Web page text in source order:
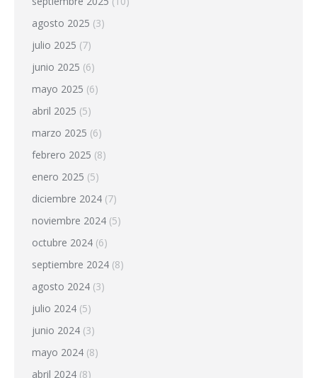
agosto 2025 (3)
julio 2025 (7)
junio 2025 (6)
mayo 2025 (6)
abril 2025 (5)
marzo 2025 (6)
febrero 2025 (8)
enero 2025 (5)
diciembre 2024 (7)
noviembre 2024 (5)
octubre 2024 (6)
septiembre 2024 (8)
agosto 2024 (3)
julio 2024 (5)
junio 2024 (3)
mayo 2024 (8)
abril 2024 (8)